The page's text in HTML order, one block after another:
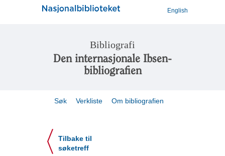
English
Bibliografi
Den internasjonale Ibsen-
bibliografien
Søk Verkliste Om bibliografien
Tilbake til
søketreff